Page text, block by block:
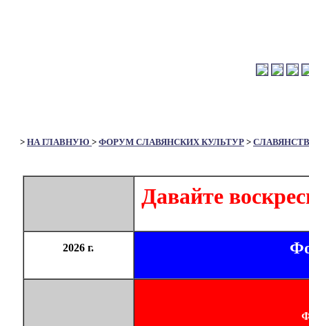
> НА ГЛАВНУЮ > ФОРУМ СЛАВЯНСКИХ КУЛЬТУР >
Давайте
2026 г.